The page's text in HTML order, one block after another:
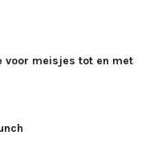
meisjes tot en met